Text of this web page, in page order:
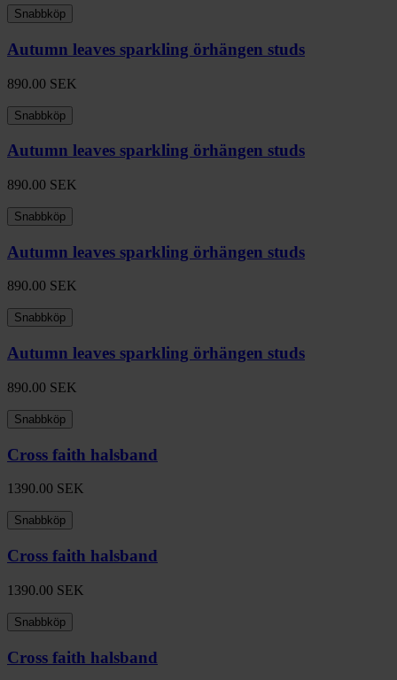
Snabbköp
Autumn leaves sparkling örhängen studs
890.00 SEK
Snabbköp
Autumn leaves sparkling örhängen studs
890.00 SEK
Snabbköp
Autumn leaves sparkling örhängen studs
890.00 SEK
Snabbköp
Autumn leaves sparkling örhängen studs
890.00 SEK
Snabbköp
Cross faith halsband
1390.00 SEK
Snabbköp
Cross faith halsband
1390.00 SEK
Snabbköp
Cross faith halsband